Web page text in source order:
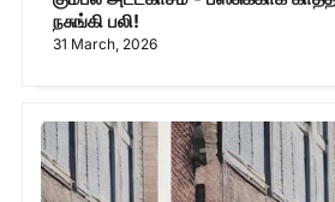
நசுங்கி பலி!
31 March, 2026